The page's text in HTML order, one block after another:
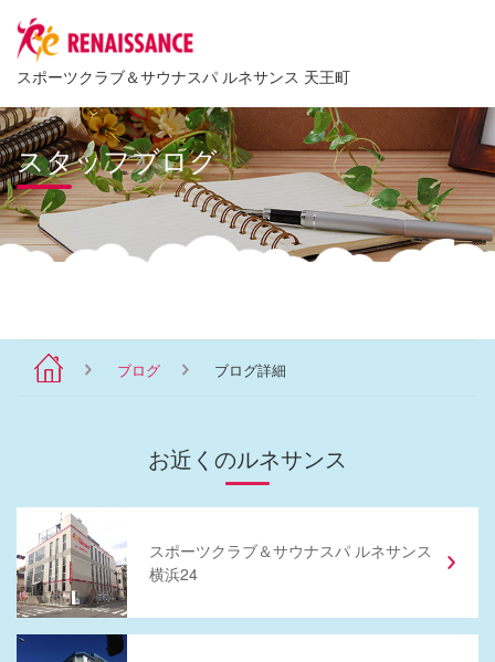
スポーツクラブ＆サウナスパ ルネサンス 天王町
スタッフブログ
ブログ ブログ詳細
お近くのルネサンス
スポーツクラブ＆サウナスパ ルネサンス
横浜24